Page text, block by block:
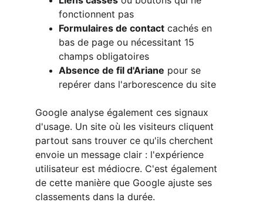
fonctionnent pas
Formulaires de contact cachés en
bas de page ou nécessitant 15
champs obligatoires
Absence de fil d'Ariane pour se
repérer dans l'arborescence du site
Google analyse également ces signaux
d'usage. Un site où les visiteurs cliquent
partout sans trouver ce qu'ils cherchent
envoie un message clair : l'expérience
utilisateur est médiocre. C'est également
de cette manière que Google ajuste ses
classements dans la durée.